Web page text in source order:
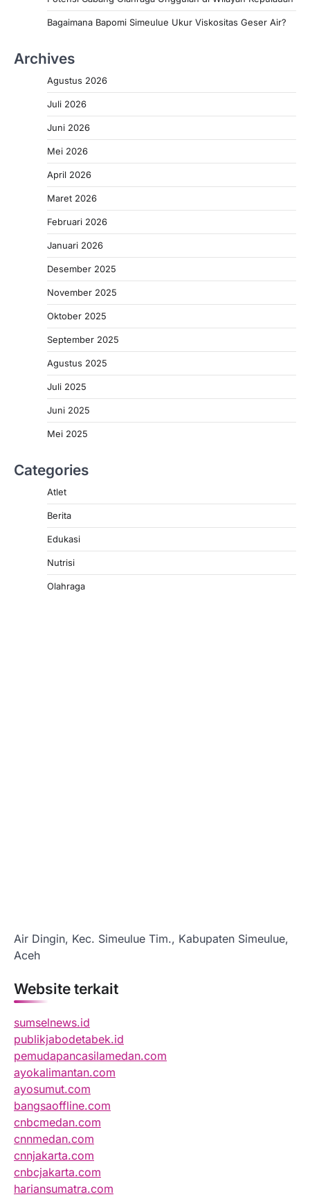
Bagaimana Bapomi Simeulue Ukur Viskositas Geser Air?
Archives
Agustus 2026
Juli 2026
Juni 2026
Mei 2026
April 2026
Maret 2026
Februari 2026
Januari 2026
Desember 2025
November 2025
Oktober 2025
September 2025
Agustus 2025
Juli 2025
Juni 2025
Mei 2025
Categories
Atlet
Berita
Edukasi
Nutrisi
Olahraga
Air Dingin, Kec. Simeulue Tim., Kabupaten Simeulue,
Aceh
Website terkait
sumselnews.id
publikjabodetabek.id
pemudapancasilamedan.com
ayokalimantan.com
ayosumut.com
bangsaoffline.com
cnbcmedan.com
cnnmedan.com
cnnjakarta.com
cnbcjakarta.com
hariansumatra.com